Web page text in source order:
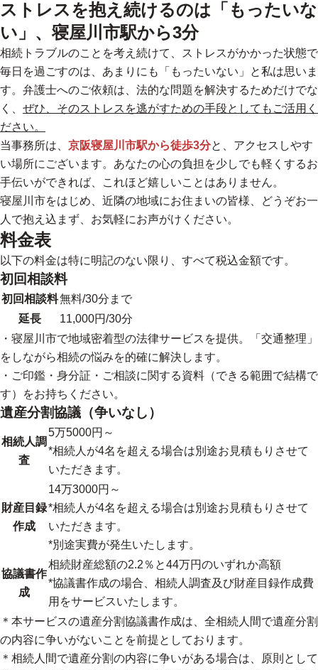
ストレスを抱え続けるのは「もったいな
い」、寝屋川市駅から3分
相続トラブルのことを考え続けて、ストレスがかかった状態で
毎日を過ごすのは、あまりにも「もったいない」と私は思いま
す。弁護士へのご依頼は、法的な問題を解決するためだけでな
く、 ぜひ、そのストレスを逃がすための手段としてもご活用く
ださい。
当事務所は、 京阪寝屋川市駅から徒歩3分と、アクセスしやす
い場所にございます。あなたの心の負担を少しでも軽くするお
手伝いができれば、これほど嬉しいことはありません。
寝屋川市をはじめ、近隣の地域にお住まいの皆様、どうぞお一
人で抱え込まず、お気軽にお声がけください。
料金表
以下の料金は特に明記のない限り、すべて税込金額です。
初回相談料
初回相談料無料/30分まで
延長
11,000円/30分
・寝屋川市で地域密着型の法律サービスを提供。「交通整理」
をしながら相続の悩みを的確に解決します。
・ご印鑑・身分証・ご相談に関する資料（できる範囲で結構で
す）をお持ちください。
遺産分割協議（争いなし）
相続人調
査
5万5000円～
*相続人が4名を超える場合は別途お見積もりさせて
いただきます。
財産目録
作成
14万3000円～
*相続人が4名を超える場合は別途お見積もりさせて
いただきます。
*別途実費が発生いたします。
協議書作
成
相続財産総額の2.2％と44万円のいずれか高額
*協議書作成の場合、相続人調査及び財産目録作成費
用をサービスいたします。
＊本サービスの遺産分割協議書作成は、全相続人間で遺産分割
の内容に争いがないことを前提としております。
＊相続人間で遺産分割の内容に争いがある場合は、原則として